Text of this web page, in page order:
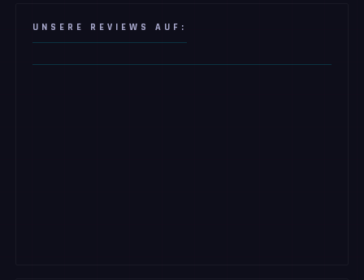
UNSERE REVIEWS AUF: